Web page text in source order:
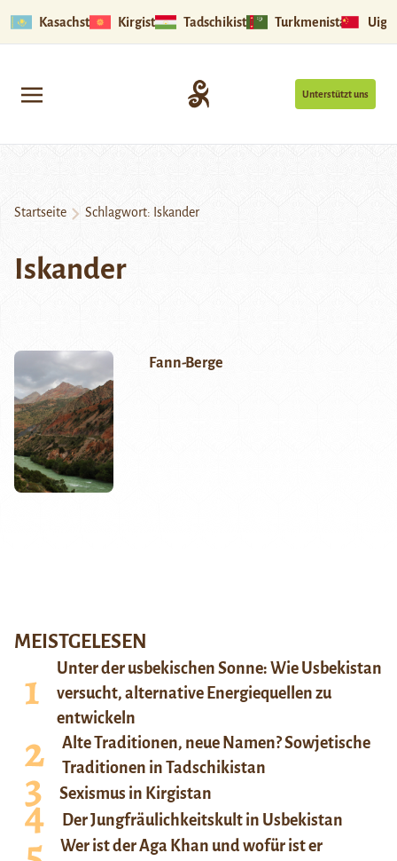
Kasachstan Kirgistan Tadschikistan Turkmenistan
Unterstützt uns
Startseite Schlagwort: Iskander
Iskander
Fann-Berge
MEISTGELESEN
Unter der usbekischen Sonne: Wie Usbekistan
versucht, alternative Energiequellen zu
entwickeln
Alte Traditionen, neue Namen? Sowjetische
Traditionen in Tadschikistan
Sexismus in Kirgistan
Der Jungfräulichkeitskult in Usbekistan
Wer ist der Aga Khan und wofür ist er